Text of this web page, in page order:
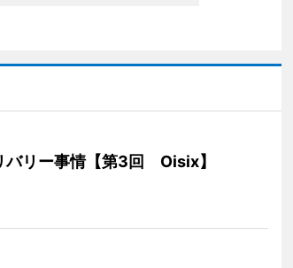
バリー事情【第3回 Oisix】